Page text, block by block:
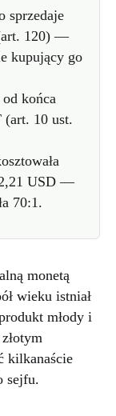
sprzedaje
120) —
kupujący go
od końca
(art. 10 ust.
USD —
70:1.
monetą
wieku istniał
młody i
kilkanaście
sejfu.